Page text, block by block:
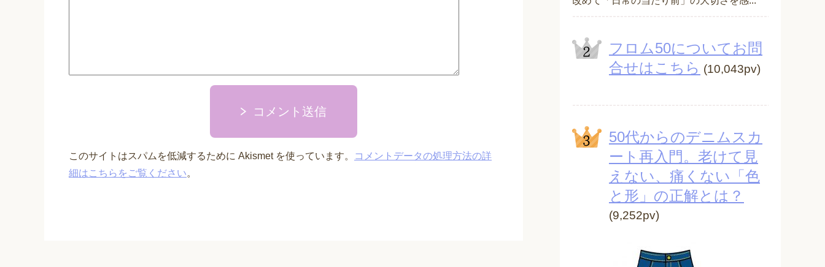
コメント送信
このサイトはスパムを低減するために Akismet を使っています。
コメントデータの処理方法の詳
細はこちらをご覧ください。
フロム50についてお問
合せはこちら (10,043pv)
50代からのデニムスカ
ート再入門。老けて見
えない、痛くない「色
と形」の正解とは？
(9,252pv)